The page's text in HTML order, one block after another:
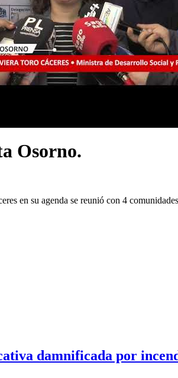
Osorno.
en su agenda se reunió con 4
damnificada por